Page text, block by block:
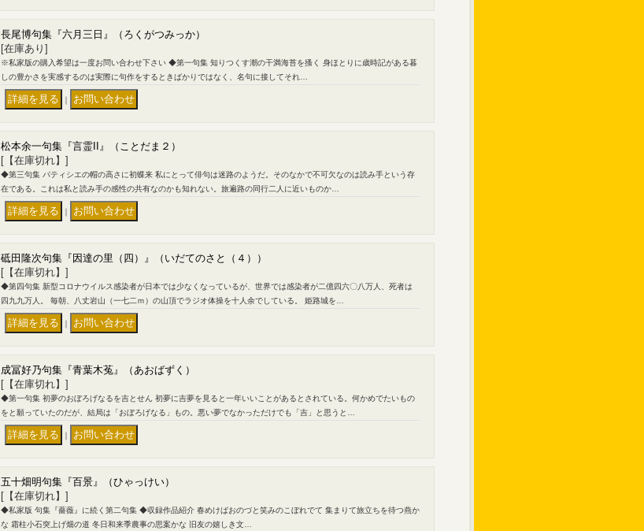
長尾博句集『六月三日』（ろくがつみっか）
[在庫あり]
※私家版の購入希望は一度お問い合わせ下さい ◆第一句集 知りつくす潮の干満海苔を搔く 身ほとりに歳時記がある暮
しの豊かさを実感するのは実際に句作をするときばかりではなく、名句に接してそれ…
｜
松本余一句集『言霊II』（ことだま２）
[【在庫切れ】]
◆第三句集 パティシエの帽の高さに初蝶来 私にとって俳句は迷路のようだ。そのなかで不可欠なのは読み手という存
在である。これは私と読み手の感性の共有なのかも知れない。旅遍路の同行二人に近いものか…
｜
砥田隆次句集『因達の里（四）』（いだてのさと（４））
[【在庫切れ】]
◆第四句集 新型コロナウイルス感染者が日本では少なくなっているが、世界では感染者が二億四六〇八万人、死者は
四九九万人。 毎朝、八丈岩山（一七二ｍ）の山頂でラジオ体操を十人余でしている。 姫路城を…
｜
成冨好乃句集『青葉木菟』（あおばずく）
[【在庫切れ】]
◆第一句集 初夢のおぼろげなるを吉とせん 初夢に吉夢を見ると一年いいことがあるとされている。何かめでたいもの
をと願っていたのだが、結局は「おぼろげなる」もの。悪い夢でなかっただけでも「吉」と思うと…
｜
五十畑明句集『百景』（ひゃっけい）
[【在庫切れ】]
◆私家版 句集『薔薇』に続く第二句集 ◆収録作品紹介 春めけばおのづと笑みのこぼれでて 集まりて旅立ちを待つ燕か
な 霜柱小石突上げ畑の道 冬日和来季農事の思案かな 旧友の嬉しき文…